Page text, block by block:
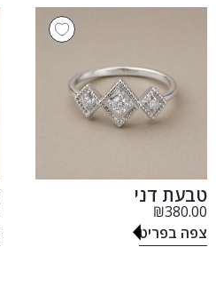
טבעת דני
₪380.00
צפה בפריט